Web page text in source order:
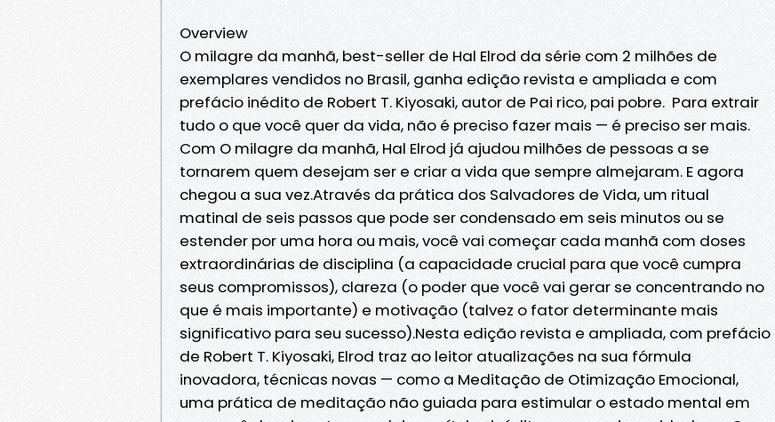
Overview
O milagre da manhã, best-seller de Hal Elrod da série com 2 milhões de
exemplares vendidos no Brasil, ganha edição revista e ampliada e com
prefácio inédito de Robert T. Kiyosaki, autor de Pai rico, pai pobre. Para extrair
tudo o que você quer da vida, não é preciso fazer mais — é preciso ser mais.
Com O milagre da manhã, Hal Elrod já ajudou milhões de pessoas a se
tornarem quem desejam ser e criar a vida que sempre almejaram. E agora
chegou a sua vez.Através da prática dos Salvadores de Vida, um ritual
matinal de seis passos que pode ser condensado em seis minutos ou se
estender por uma hora ou mais, você vai começar cada manhã com doses
extraordinárias de disciplina (a capacidade crucial para que você cumpra
seus compromissos), clareza (o poder que você vai gerar se concentrando no
que é mais importante) e motivação (talvez o fator determinante mais
significativo para seu sucesso).Nesta edição revista e ampliada, com prefácio
de Robert T. Kiyosaki, Elrod traz ao leitor atualizações na sua fórmula
inovadora, técnicas novas — como a Meditação de Otimização Emocional,
uma prática de meditação não guiada para estimular o estado mental em